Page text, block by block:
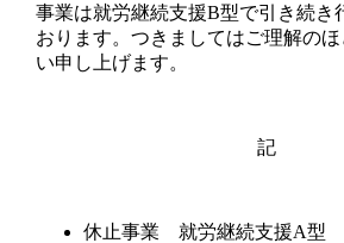
事業は就労継続支援B型で引き続き
おります。つきましてはご理解の
い申し上げます。
記
休止事業 就労継続支援A型